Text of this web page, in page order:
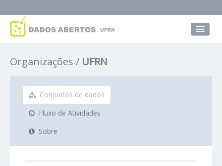
Grupos
Sobre
Organizações UFRN
Conjuntos de dados
Fluxo de Atividades
Sobre